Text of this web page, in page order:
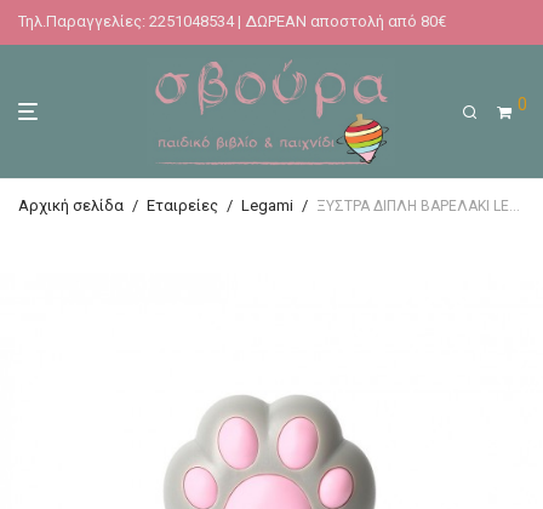
Τηλ.Παραγγελίες: 2251048534 | ΔΩΡΕΑΝ αποστολή από 80€
0
Αρχική σελίδα / Εταιρείες / Legami / ΞΥΣΤΡΑ ΔΙΠΛΗ ΒΑΡΕΛΑΚΙ LEGAMI MEOW PENCIL SHARPENER – ΠΟΔΙ ΓΑΤΑΣ